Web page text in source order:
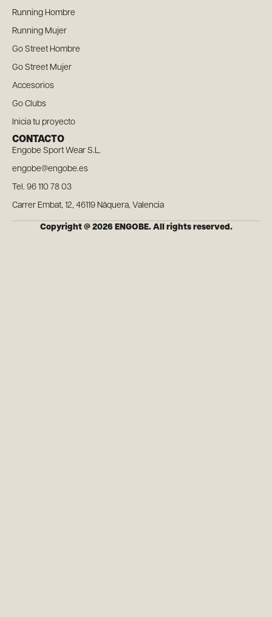
Running Hombre
Running Mujer
Go Street Hombre
Go Street Mujer
Accesorios
Go Clubs
Inicia tu proyecto
CONTACTO
Engobe Sport Wear S.L.
engobe@engobe.es
Tel. 96 110 78 03
Carrer Embat, 12, 46119 Nàquera, Valencia
Copyright @ 2026 ENGOBE. All rights reserved.